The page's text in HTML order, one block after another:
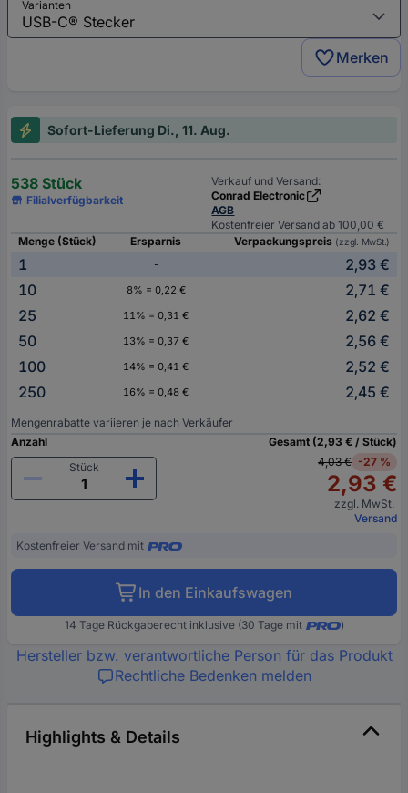
Varianten
Merken
Sofort-Lieferung Di., 11. Aug.
538 Stück
Filialverfügbarkeit
Verkauf und Versand:
Conrad Electronic
AGB
Kostenfreier Versand ab 100,00 €
Menge (Stück)
Ersparnis Verpackungspreis (zzgl. MwSt.)
1 -
2,93 €
10
8% = 0,22 €
2,71 €
25
11% = 0,31 €
2,62 €
50
13% = 0,37 €
2,56 €
100
14% = 0,41 €
2,52 €
250
16% = 0,48 € 2,45 €
Mengenrabatte variieren je nach Verkäufer
Anzahl
Stück
Gesamt (2,93 € / Stück)
4,03 € -27 %
2,93 €
zzgl. MwSt.
Versand
Kostenfreier Versand mit
In den Einkaufswagen
14 Tage Rückgaberecht inklusive (30 Tage mit )
Hersteller bzw. verantwortliche Person für das Produkt
Rechtliche Bedenken melden
Highlights & Details